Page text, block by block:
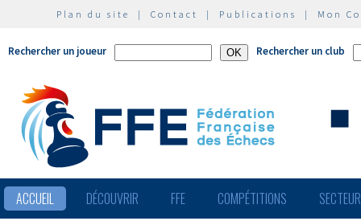
Plan du site | Contact | Publications | Mon
Rechercher un joueur Rechercher un club
ACCUEIL DÉCOUVRIR FFE COMPÉTITIONS